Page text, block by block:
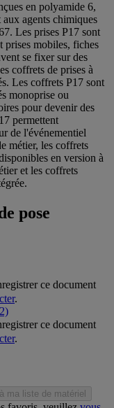
en polyamide 6,
aux agents chimiques
Les prises P17 sont
prises mobiles, fiches
se fixer sur des
coffrets de prises à
Les coffrets P17 sont
monoprise ou
pour devenir des
permettent
de l'événementiel
métier, les coffrets
en version à
et les coffrets
pose
ce document
.
ce document
.
ma liste de matériel